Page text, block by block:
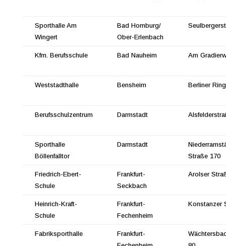
Sporthalle Am
Wingert
Bad Homburg/
Ober-Erlenbach
Kfm. Berufsschule Bad Nauheim Am
Weststadthalle Bensheim Berliner
Berufsschulzentrum Darmstadt
Sporthalle
Böllenfalltor
Darmstadt
Straße 170
Friedrich-Ebert-
Schule
Frankfurt-
Seckbach
Arolser
Heinrich-Kraft-
Schule
Frankfurt-
Fechenheim
Konstanzer
Fabriksporthalle
Frankfurt-